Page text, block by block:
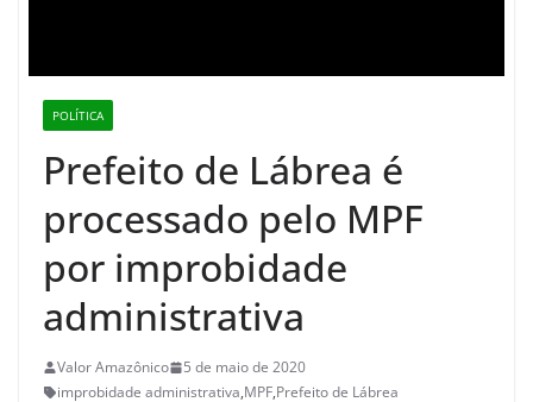
POLÍTICA
Prefeito de Lábrea é
processado pelo MPF
por improbidade
administrativa
Valor Amazônico
5 de maio de 2020
improbidade administrativa,MPF,Prefeito de Lábrea